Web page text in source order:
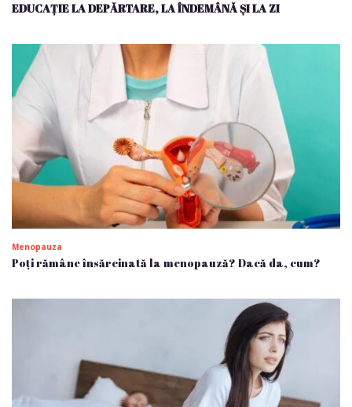
EDUCAȚIE LA DEPĂRTARE, LA ÎNDEMÂNĂ ȘI LA ZI
Menopauza
Poți rămâne însărcinată la menopauză? Dacă da, cum?